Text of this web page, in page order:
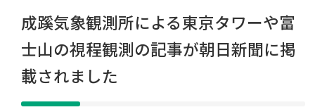
成蹊気象観測所による東京タワーや富
士山の視程観測の記事が朝日新聞に掲
載されました